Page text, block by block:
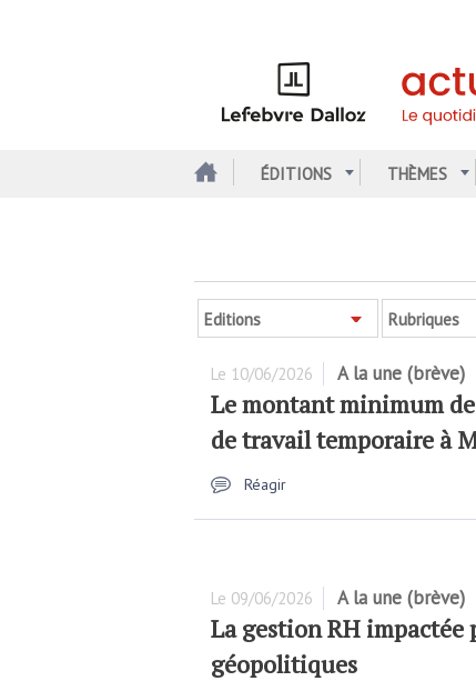
ÉDITIONS THÈMES
Editions Rubriques
Le 10/06/2026 A la une (brève)
Le montant minimum
de travail temporaire à
Réagir
Le 09/06/2026 A la une (brève)
La gestion RH
géopolitiques